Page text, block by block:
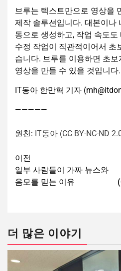
브루는 텍스트만으로 영상을
제작 솔루션입니다. 대본이나
동으로 생성하고, 작업 속도
수정 작업이 직관적이어서 초
습니다. 브루를 이용하면 초
영상을 만들 수 있을 것입니다.
IT동아 한만혁 기자
—————
원천: IT동아 (CC BY-NC-ND
이전
일부 사람들이 가짜 뉴스와
음모를 믿는 이유
더 많은 이야기